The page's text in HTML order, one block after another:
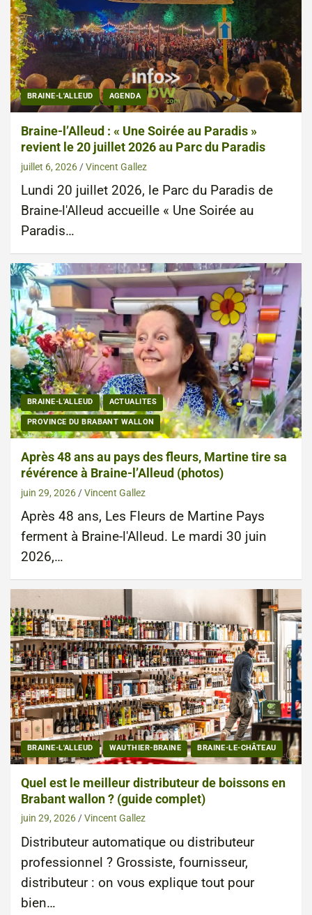
BRAINE-L'ALLEUD AGENDA
Braine-l’Alleud : « Une Soirée au Paradis »
revient le 20 juillet 2026 au Parc du Paradis
juillet 6, 2026 Vincent Gallez
Lundi 20 juillet 2026, le Parc du Paradis de
Braine-l'Alleud accueille « Une Soirée au
Paradis…
BRAINE-L'ALLEUD ACTUALITES
PROVINCE DU BRABANT WALLON
Après 48 ans au pays des fleurs, Martine tire sa
révérence à Braine-l’Alleud (photos)
juin 29, 2026 Vincent Gallez
Après 48 ans, Les Fleurs de Martine Pays
ferment à Braine-l'Alleud. Le mardi 30 juin
2026,…
BRAINE-L'ALLEUD WAUTHIER-BRAINE BRAINE-LE-CHÂTEAU
Quel est le meilleur distributeur de boissons en
Brabant wallon ? (guide complet)
juin 29, 2026 Vincent Gallez
Distributeur automatique ou distributeur
professionnel ? Grossiste, fournisseur,
distributeur : on vous explique tout pour
bien…